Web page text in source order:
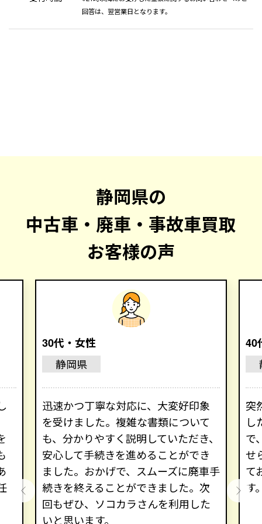
回答は、翌営業日となります。
静岡県の
中古車・廃車・事故車買取
お客様の声
30代・女性
静岡県
迅速かつ丁寧な対応に、大変好印象
を受けました。複雑な書類について
も、分かりやすく説明していただき、
安心して手続きを進めることができ
ました。おかげで、スムーズに廃車手
続きを終えることができました。次
回もぜひ、ソコカラさんを利用した
いと思います。
40
突
し
で
せ
て
す